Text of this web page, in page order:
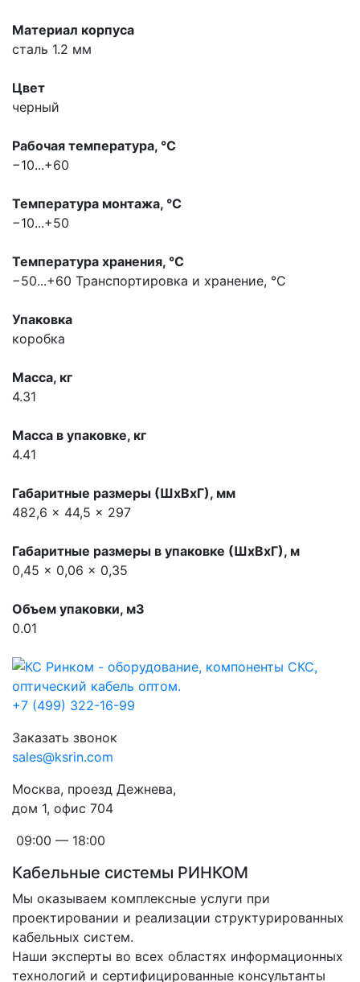
Материал корпуса
сталь 1.2 мм
Цвет
черный
Рабочая температура, °С
−10...+60
Температура монтажа, °С
−10...+50
Температура хранения, °С
−50...+60 Транспортировка и хранение, °С
Упаковка
коробка
Масса, кг
4.31
Масса в упаковке, кг
4.41
Габаритные размеры (ШхВхГ), мм
482,6 x 44,5 x 297
Габаритные размеры в упаковке (ШхВхГ), м
0,45 x 0,06 x 0,35
Объем упаковки, м3
0.01
+7 (499) 322-16-99
Заказать звонок
sales@ksrin.com
Москва, проезд Дежнева,
дом 1, офис 704
09:00 — 18:00
Кабельные системы РИНКОМ
Мы оказываем комплексные услуги при
проектировании и реализации структурированных
кабельных систем.
Наши эксперты во всех областях информационных
технологий и сертифицированные консультанты